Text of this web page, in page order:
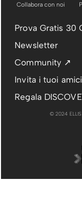
Collabora con noi
Prova Gratis 30
Newsletter
Community ↗
Invita i tuoi
Regala
© 2024 ELLIS